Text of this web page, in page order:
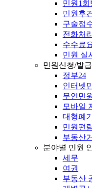
민원1
민원후
구술접
전화처
수수료
민원 실
민원신청/발급
정부24
인터넷
무인민
모바일
대형폐
민원편
부동산
분야별 민원
세무
여권
부동산